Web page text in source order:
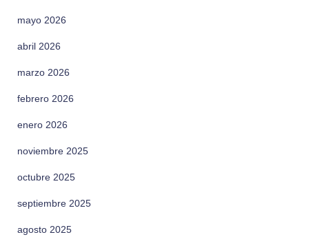
mayo 2026
abril 2026
marzo 2026
febrero 2026
enero 2026
noviembre 2025
octubre 2025
septiembre 2025
agosto 2025